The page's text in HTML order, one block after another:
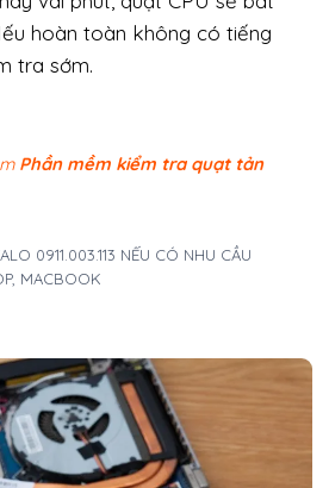
hoàn toàn không có tiếng
tra sớm.
Phần mềm kiểm tra quạt tản
0911.003.113 NẾU CÓ NHU CẦU
MACBOOK